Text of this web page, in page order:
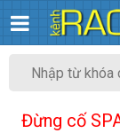
Đừng cố